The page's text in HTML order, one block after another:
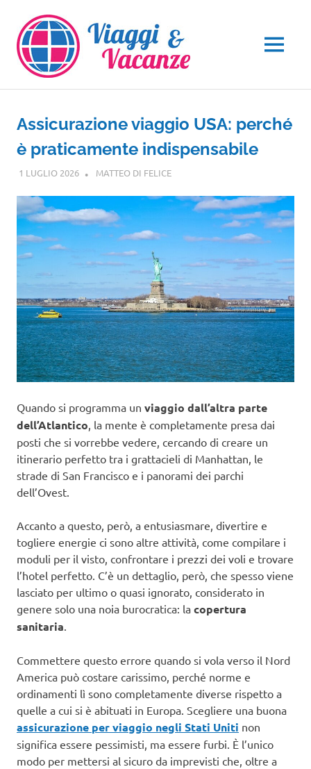
contenuto
MENU
Assicurazione viaggio USA: perché
è praticamente indispensabile
1 LUGLIO 2026 MATTEO DI FELICENORD AMERICA
Quando si programma un viaggio dall’altra parte
dell’Atlantico, la mente è completamente presa dai
posti che si vorrebbe vedere, cercando di creare un
itinerario perfetto tra i grattacieli di Manhattan, le
strade di San Francisco e i panorami dei parchi
dell’Ovest.
Accanto a questo, però, a entusiasmare, divertire e
togliere energie ci sono altre attività, come compilare i
moduli per il visto, confrontare i prezzi dei voli e trovare
l’hotel perfetto. C’è un dettaglio, però, che spesso viene
lasciato per ultimo o quasi ignorato, considerato in
genere solo una noia burocratica: la copertura
sanitaria.
Commettere questo errore quando si vola verso il Nord
America può costare carissimo, perché norme e
ordinamenti lì sono completamente diverse rispetto a
quelle a cui si è abituati in Europa. Scegliere una buona
assicurazione per viaggio negli Stati Uniti non
significa essere pessimisti, ma essere furbi. È l’unico
modo per mettersi al sicuro da imprevisti che, oltre a